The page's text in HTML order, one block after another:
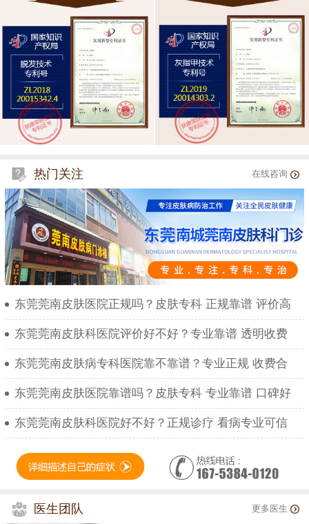
热门关注 在线咨询
东莞莞南皮肤医院正规吗？皮肤专科 正规靠谱 评价高
东莞莞南皮肤科医院评价好不好？专业靠谱 透明收费
东莞莞南皮肤病专科医院靠不靠谱？专业正规 收费合
东莞莞南皮肤医院靠谱吗？皮肤专科 专业靠谱 口碑好
东莞莞南皮肤科医院好不好？正规诊疗 看病专业可信
医生团队 更多医生